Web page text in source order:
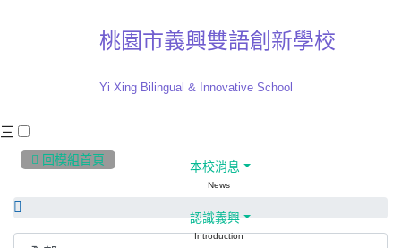
:::
 回模組首頁
桃園市義興雙語創新學校
Yi Xing Bilingual & Innovative School
三
本校消息
News
認識義興
Introduction